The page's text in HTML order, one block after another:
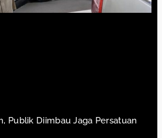
Publik Diimbau Jaga Persatuan